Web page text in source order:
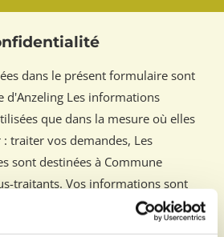
dans le présent formulaire sont
d'Anzeling Les informations
que dans la mesure où elles
traiter vos demandes, Les
sont destinées à Commune
traitants. Vos informations sont
3ans après votre dernier contact
Conformément à la loi «